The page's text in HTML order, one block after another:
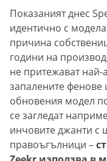
Показаният днес
идентично с
причина
години на
не притежават най-
запалените фенове
обновения модел
се загледат
инчовите джанти с
правоъгълници –